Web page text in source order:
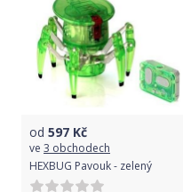
od 597 Kč
ve 3 obchodech
HEXBUG Pavouk - zelený